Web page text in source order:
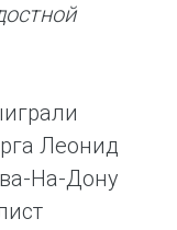
Леонид
На-Дону